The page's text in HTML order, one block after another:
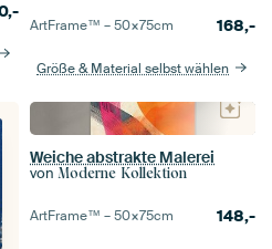
ArtFrame™ –50×75cm 168,-
Größe & Material selbst wählen
Weiche abstrakte Malerei
von Moderne Kollektion
ArtFrame™ –50×75cm 148,-